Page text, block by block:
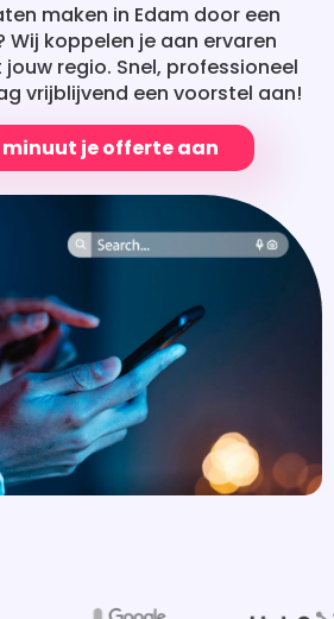
maken in Edam door een
koppelen je aan ervaren
regio. Snel, professioneel
vrijblijvend een voorstel aan!
minuut je offerte aan